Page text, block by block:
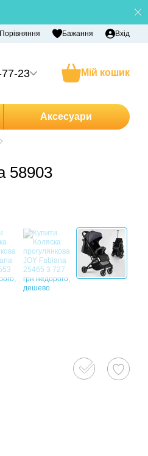
Порівняння Бажання Вхід
23 Мій кошик
Аксесуари
58903